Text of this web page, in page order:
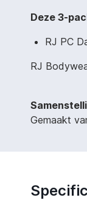
Deze 3-
RJ PC
RJ
Gemaakt